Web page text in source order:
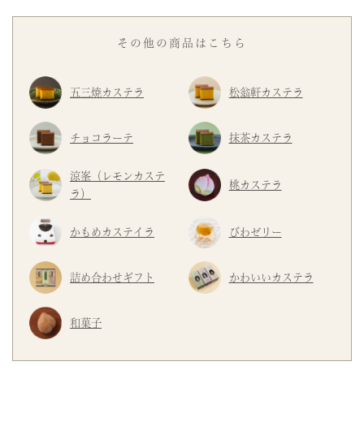
その他の商品はこちら
五三焼カステラ 松翁軒カステラ
チョコラーテ 抹茶カステラ
涼峯（レモンカステ
ラ）
桃カステラ
かもめカステイラ びわゼリー
詰め合わせギフト かわいいカステラ
和菓子